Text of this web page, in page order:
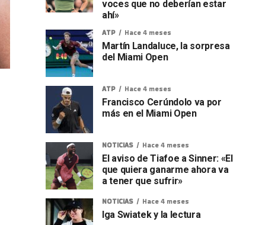
voces que no deberían estar
ahí»
ATP Hace 4 meses
Martín Landaluce, la sorpresa
del Miami Open
ATP Hace 4 meses
Francisco Cerúndolo va por
más en el Miami Open
NOTICIAS Hace 4 meses
El aviso de Tiafoe a Sinner: «El
que quiera ganarme ahora va
a tener que sufrir»
NOTICIAS Hace 4 meses
Iga Swiatek y la lectura